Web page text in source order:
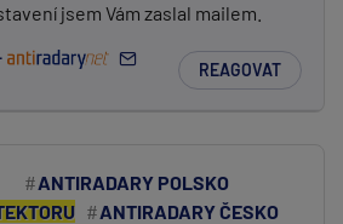
jsem Vám zaslal mailem.
REAGOVAT
ANTIRADARY POLSKO
ANTIRADARY ČESKO